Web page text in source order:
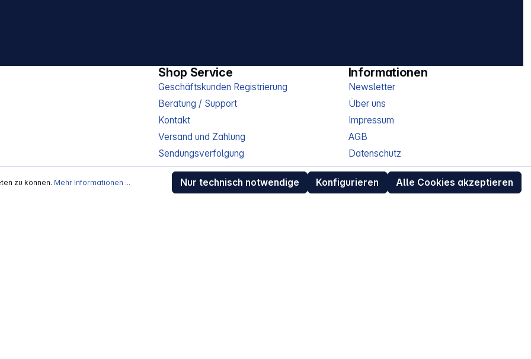
Shop Service
Geschäftskunden Registrierung
Beratung / Support
Kontakt
Versand und Zahlung
Sendungsverfolgung
Gewährleistung / Reparatur
Erklärung zur Barrierefreiheit
Informationen
Newsletter
Über uns
Impressum
AGB
Datenschutz
Widerrufsrecht für Verbraucher
Retouren (RMA) für Business-Kunden
zu können. Mehr Informationen ... Nur technisch notwendige Konfigurieren Alle Cookies akzeptieren